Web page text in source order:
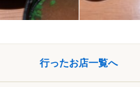
行ったお店一覧へ